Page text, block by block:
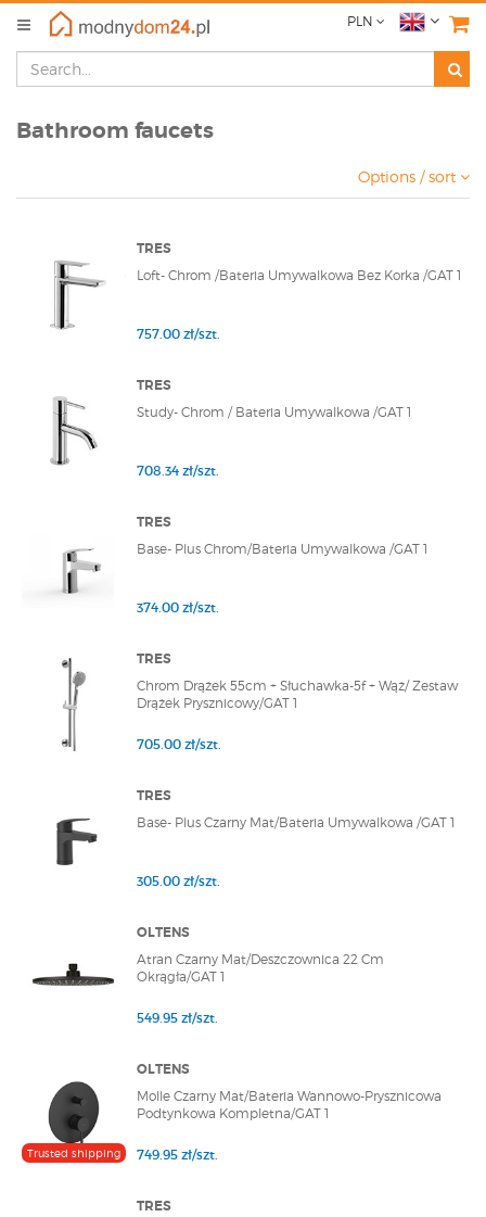
PLN
Bathroom faucets
Options / sort
TRES
Loft- Chrom /Bateria Umywalkowa Bez Korka /GAT 1
757.00 zł/szt.
TRES
Study- Chrom / Bateria Umywalkowa /GAT 1
708.34 zł/szt.
TRES
Base- Plus Chrom/Bateria Umywalkowa /GAT 1
374.00 zł/szt.
TRES
Chrom Drążek 55cm + Słuchawka-5f + Wąż/ Zestaw
Drążek Prysznicowy/GAT 1
705.00 zł/szt.
TRES
Base- Plus Czarny Mat/Bateria Umywalkowa /GAT 1
305.00 zł/szt.
OLTENS
Atran Czarny Mat/Deszczownica 22 Cm
Okrągła/GAT 1
549.95 zł/szt.
Trusted shipping
OLTENS
Molle Czarny Mat/Bateria Wannowo-Prysznicowa
Podtynkowa Kompletna/GAT 1
749.95 zł/szt.
TRES